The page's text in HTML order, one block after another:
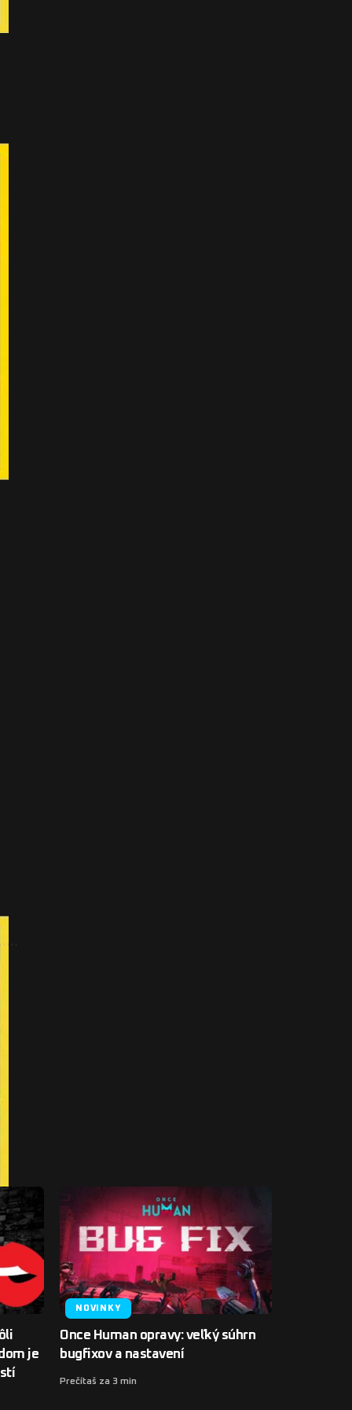
je
NOVINKY
Once Human opravy: veľký súhrn
bugfixov a nastavení
Prečítaš za 3 min